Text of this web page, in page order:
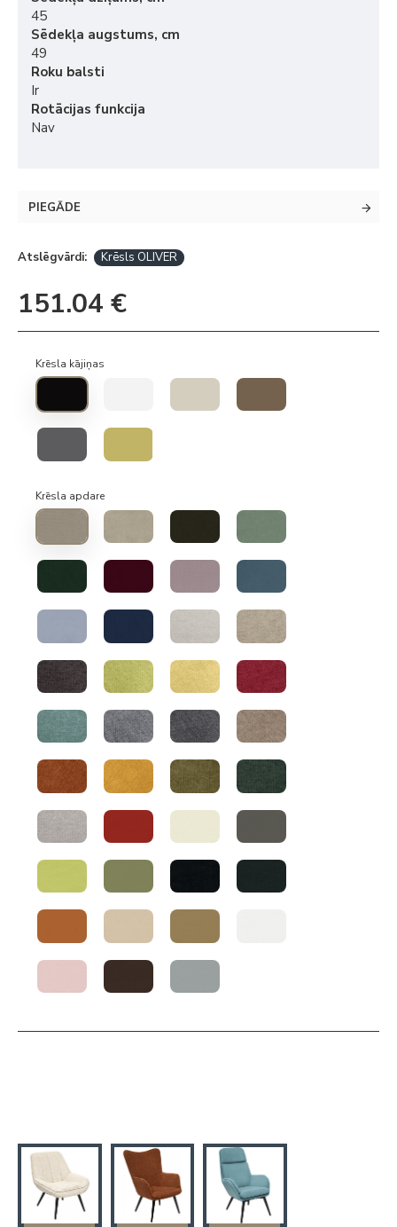
45
Sēdekļa augstums, cm
49
Roku balsti
Ir
Rotācijas funkcija
Nav
PIEGĀDE
Atslēgvārdi: Krēsls OLIVER
151.04 €
Krēsla kājiņas
Krēsla apdare